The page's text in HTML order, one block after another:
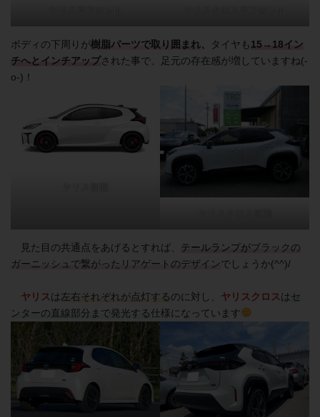
ボディの下周りが樹脂パーツで取り囲まれ、 タイヤも15→18イン
チへとインチアップされた事で、足元の存在感が増していますね(-
o-)！
見た目の共通点をあげるとすれば、 テールランプがブラックの
ガーニッシュで繋がったリアゲートのデザインでしょうか(^^)/
ヤリスは左右それぞれが点灯するのに対し、 ヤリスクロスはセ
ンターの直線部分まで発光する仕様になっています